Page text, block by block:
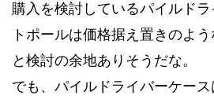
購入を検討しているパイルド
トポールは価格据え置きのよ
と検討の余地ありそうだな。
でも、パイルドライバーケー